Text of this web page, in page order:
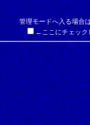
管理モードへ入る場合
←ここにチェック